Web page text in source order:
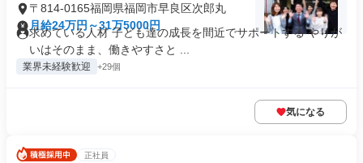
〒814-0165福岡県福岡市早良区次郎丸
月給24万円～31万5000円
求めている人材 子ども達の成長を間近でサポートする やりが
いはそのまま、働きやすさと ...
業界未経験歓迎 +29個
気になる
正社員